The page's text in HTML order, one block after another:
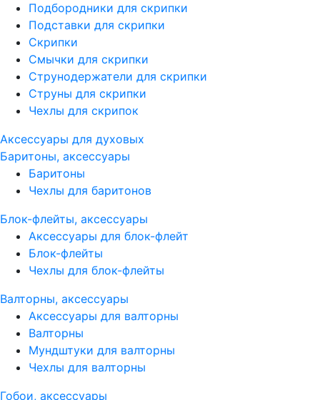
Подбородники для скрипки
Подставки для скрипки
Скрипки
Смычки для скрипки
Струнодержатели для скрипки
Струны для скрипки
Чехлы для скрипок
Аксессуары для духовых
Баритоны, аксессуары
Баритоны
Чехлы для баритонов
Блок-флейты, аксессуары
Аксессуары для блок-флейт
Блок-флейты
Чехлы для блок-флейты
Валторны, аксессуары
Аксессуары для валторны
Валторны
Мундштуки для валторны
Чехлы для валторны
Гобои, аксессуары